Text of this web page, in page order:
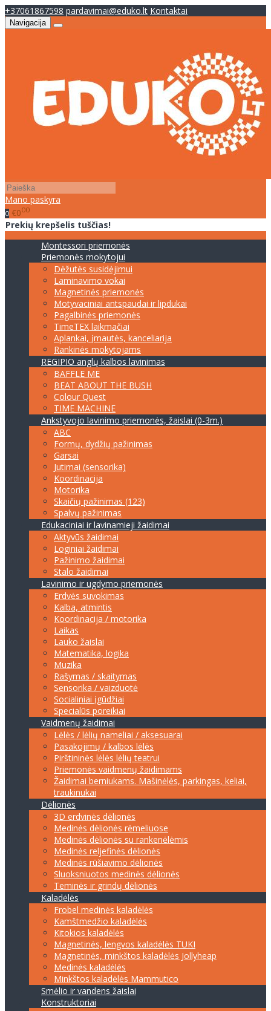
+37061867598 pardavimai@eduko.lt Kontaktai
Navigacija
Mano paskyra
0 €000
Prekių krepšelis tuščias!
Montessori priemonės
Priemonės mokytojui
Dėžutės susidėjimui
Laminavimo vokai
Magnetinės priemonės
Motyvaciniai antspaudai ir lipdukai
Pagalbinės priemonės
TimeTEX laikmačiai
Aplankai, įmautės, kanceliarija
Rankinės mokytojams
REGIPIO anglų kalbos lavinimas
BAFFLE ME
BEAT ABOUT THE BUSH
Colour Quest
TIME MACHINE
Ankstyvojo lavinimo priemonės, žaislai (0-3m.)
ABC
Formų, dydžių pažinimas
Garsai
Jutimai (sensorika)
Koordinacija
Motorika
Skaičių pažinimas (123)
Spalvų pažinimas
Edukaciniai ir lavinamieji žaidimai
Aktyvūs žaidimai
Loginiai žaidimai
Pažinimo žaidimai
Stalo žaidimai
Lavinimo ir ugdymo priemonės
Erdvės suvokimas
Kalba, atmintis
Koordinacija / motorika
Laikas
Lauko žaislai
Matematika, logika
Muzika
Rašymas / skaitymas
Sensorika / vaizduotė
Socialiniai įgūdžiai
Specialūs poreikiai
Vaidmenų žaidimai
Lėlės / lėlių nameliai / aksesuarai
Pasakojimų / kalbos lėlės
Pirštininės lėlės lėlių teatrui
Priemonės vaidmenų žaidimams
Žaidimai berniukams. Mašinėlės, parkingas, keliai,
traukinukai
Dėlionės
3D erdvinės dėlionės
Medinės dėlionės rėmeliuose
Medinės dėlionės su rankenėlėmis
Medinės reljefinės dėlionės
Medinės rūšiavimo dėlionės
Sluoksniuotos medinės dėlionės
Teminės ir grindų dėlionės
Kaladėlės
Frobel medinės kaladėlės
Kamštmedžio kaladėlės
Kitokios kaladėlės
Magnetinės, lengvos kaladėlės TUKI
Magnetinės, minkštos kaladėlės Jollyheap
Medinės kaladėlės
Minkštos kaladėlės Mammutico
Smėlio ir vandens žaislai
Konstruktoriai